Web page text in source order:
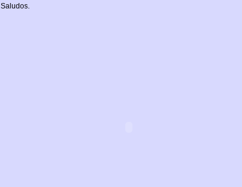
Saludos.